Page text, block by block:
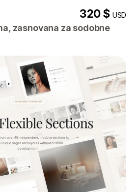
320 $USD
zasnovana za sodobne